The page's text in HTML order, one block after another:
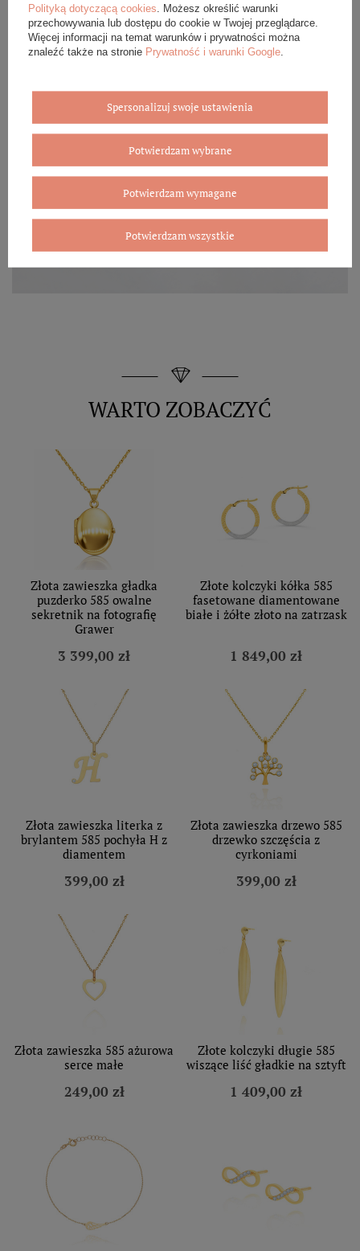
WARTO ZOBACZYĆ
Złota zawieszka gładka
puzderko 585 owalne
sekretnik na fotografię
Grawer
3 399,00 zł
Złote kolczyki kółka 585
fasetowane diamentowane
białe i żółte złoto na zatrzask
1 849,00 zł
Złota zawieszka literka z
brylantem 585 pochyła H z
diamentem
399,00 zł
Złota zawieszka drzewo 585
drzewko szczęścia z
cyrkoniami
399,00 zł
Złota zawieszka 585 ażurowa
serce małe
249,00 zł
Złote kolczyki długie 585
wiszące liść gładkie na sztyft
1 409,00 zł
Polityką dotyczącą cookies . Możesz określić warunki
przechowywania lub dostępu do cookie w Twojej przeglądarce.
Więcej informacji na temat warunków i prywatności można
znaleźć także na stronie Prywatność i warunki Google
Spersonalizuj swoje ustawienia
Potwierdzam wybrane
Potwierdzam wymagane
Potwierdzam wszystkie